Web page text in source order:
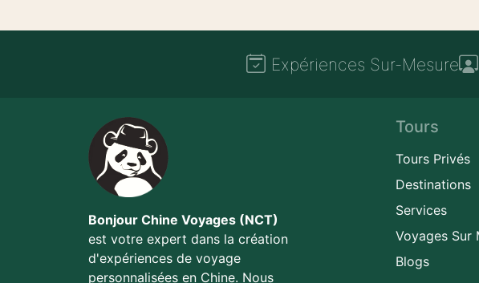
Expériences Sur-Mesure
Bonjour Chine Voyages (NCT)
est votre expert dans la création
d'expériences de voyage
personnalisées en Chine. Nous
Tours
Tours Privés
Destinations
Services
Voyages Sur
Blogs